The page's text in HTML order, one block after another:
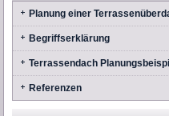
Planung einer
Begriffserklärung
Terrassendach
Referenzen